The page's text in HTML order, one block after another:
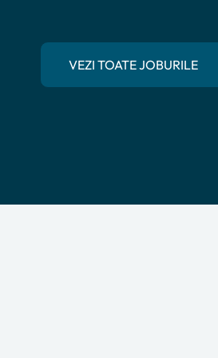
VEZI TOATE JOBURILE